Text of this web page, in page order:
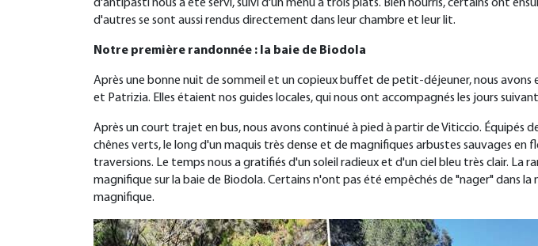
d'antipasti nous a été servi, suivi d'un menu à trois plats. Bien nourris, certains ont
d'autres se sont aussi rendus directement dans leur chambre et leur lit.
Notre première randonnée : la baie de Biodola
Après une bonne nuit de sommeil et un copieux buffet de petit-déjeuner, nous avons
et Patrizia. Elles étaient nos guides locales, qui nous ont accompagnés les jours
Après un court trajet en bus, nous avons continué à pied à partir de Viticcio.
chênes verts, le long d'un maquis très dense et de magnifiques arbustes sauvages
traversions. Le temps nous a gratifiés d'un soleil radieux et d'un ciel bleu très clair. La
magnifique sur la baie de Biodola. Certains n'ont pas été empêchés de "nager" dans
magnifique.